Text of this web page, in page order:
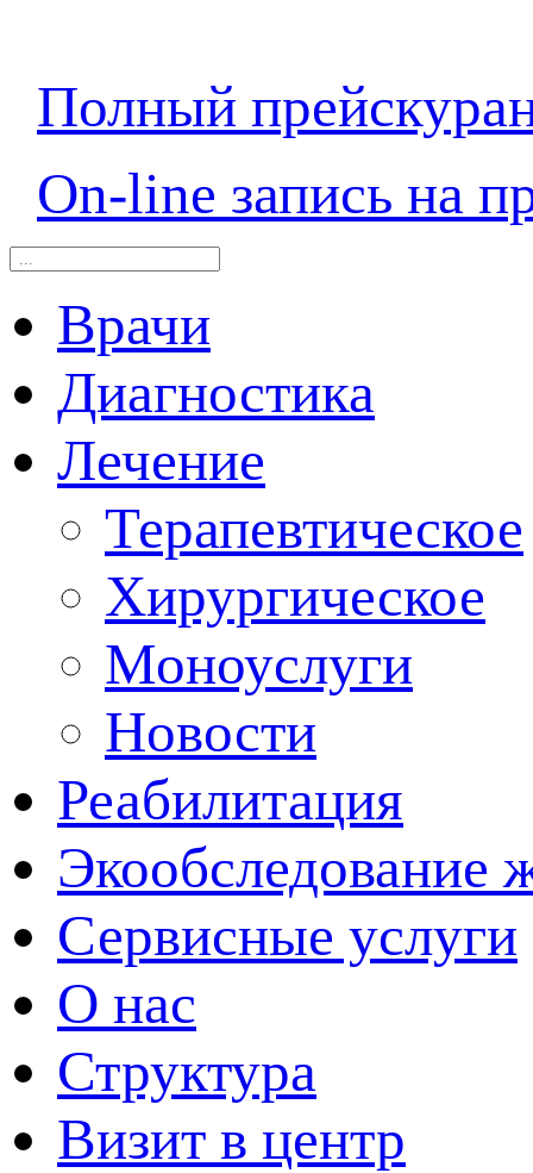
Полный
On-line запись на
Врачи
Диагностика
Лечение
Терапевтическое
Хирургическое
Моноуслуги
Новости
Реабилитация
Экообследование
Сервисные услуги
О нас
Структура
Визит в центр